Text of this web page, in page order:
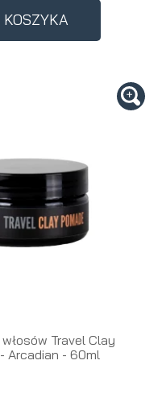
KOSZYKA
Travel Clay
Arcadian - 60ml